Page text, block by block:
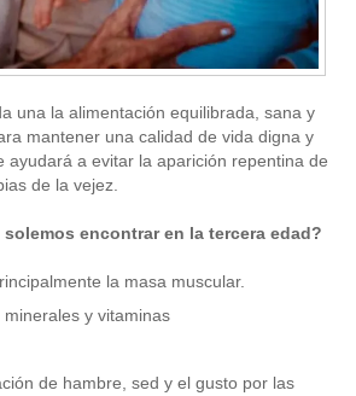
una la alimentación equilibrada, sana y
mantener una calidad de vida digna y
ayudará a evitar la aparición repentina de
de la vejez.
encontrar en la tercera edad?
la masa muscular.
y vitaminas
de hambre, sed y el gusto por las